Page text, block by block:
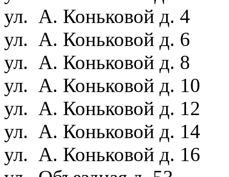
ул. А. Коньковой д. 4
ул. А. Коньковой д. 6
ул. А. Коньковой д. 8
ул. А. Коньковой д. 10
ул. А. Коньковой д. 12
ул. А. Коньковой д. 14
ул. А. Коньковой д. 16